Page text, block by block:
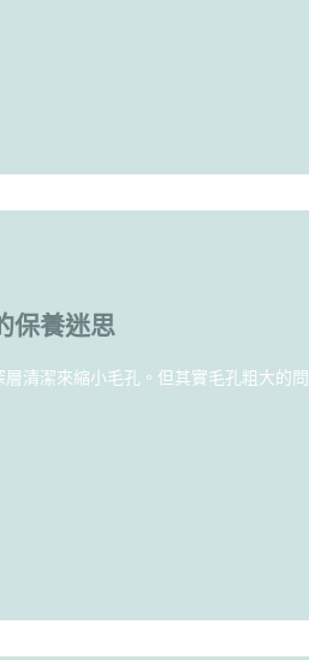
保養迷思
清潔來縮小毛孔。但其實毛孔粗大的問